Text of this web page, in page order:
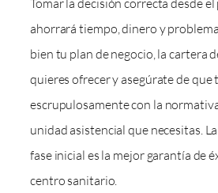
ahorrará tiempo, dinero y
bien tu plan de negocio, la cartera
quieres ofrecer y asegúrate de
escrupulosamente con la
unidad asistencial que necesitas.
fase inicial es la mejor garantía de
centro sanitario.